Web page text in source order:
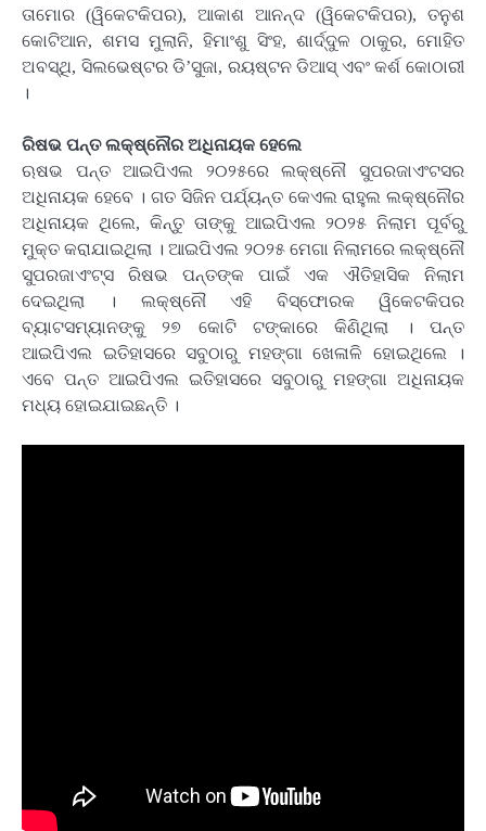
ତାମୋର (ୱିକେଟକିପର), ଆକାଶ ଆନନ୍ଦ (ୱିକେଟକିପର), ତନୁଶ
କୋଟିଆନ, ଶମସ ମୁଲାନି, ହିମାଂଶୁ ସିଂହ, ଶାର୍ଦ୍ଦୁଳ ଠାକୁର, ମୋହିତ
ଅବସ୍ଥି, ସିଲଭେଷ୍ଟର ଡି’ସୁଜା, ରୟଷ୍ଟନ ଡିଆସ୍ ଏବଂ କର୍ଶ କୋଠାରୀ
।
ରିଷଭ ପନ୍ତ ଲକ୍ଷ୍ନୌର ଅଧିନାୟକ ହେଲେ
ଋଷଭ ପନ୍ତ ଆଇପିଏଲ ୨୦୨୫ରେ ଲକ୍ଷ୍ନୌ ସୁପରଜାଏଂଟସର
ଅଧିନାୟକ ହେବେ । ଗତ ସିଜିନ ପର୍ଯ୍ୟନ୍ତ କେଏଲ ରାହୁଲ ଲକ୍ଷ୍ନୌର
ଅଧିନାୟକ ଥିଲେ, କିନ୍ତୁ ତାଙ୍କୁ ଆଇପିଏଲ ୨୦୨୫ ନିଲାମ ପୂର୍ବରୁ
ମୁକ୍ତ କରାଯାଇଥିଲା । ଆଇପିଏଲ ୨୦୨୫ ମେଗା ନିଲାମରେ ଲକ୍ଷ୍ନୌ
ସୁପରଜାଏଂଟ୍ସ ରିଷଭ ପନ୍ତଙ୍କ ପାଇଁ ଏକ ଐତିହାସିକ ନିଲାମ
ଦେଇଥିଲା । ଲକ୍ଷ୍ନୌ ଏହି ବିସ୍ଫୋରକ ୱିକେଟକିପର
ବ୍ୟାଟସମ୍ୟାନଙ୍କୁ ୨୭ କୋଟି ଟଙ୍କାରେ କିଣିଥିଲା । ପନ୍ତ
ଆଇପିଏଲ ଇତିହାସରେ ସବୁଠାରୁ ମହଙ୍ଗା ଖେଳାଳି ହୋଇଥିଲେ ।
ଏବେ ପନ୍ତ ଆଇପିଏଲ ଇତିହାସରେ ସବୁଠାରୁ ମହଙ୍ଗା ଅଧିନାୟକ
ମଧ୍ୟ ହୋଇଯାଇଛନ୍ତି ।